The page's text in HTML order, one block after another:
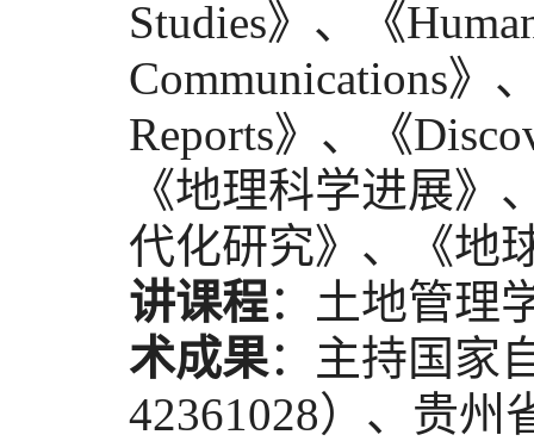
Studies》、《
Communications》
Reports》、《
《地理科学进展
代化研究》、《地
讲课程：土地管理
术成果：主持国家
42361028）、贵